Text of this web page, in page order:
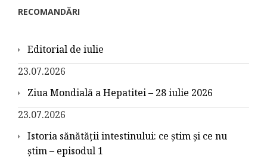
RECOMANDĂRI
Editorial de iulie
23.07.2026
Ziua Mondială a Hepatitei – 28 iulie 2026
23.07.2026
Istoria sănătății intestinului: ce știm și ce nu
știm – episodul 1